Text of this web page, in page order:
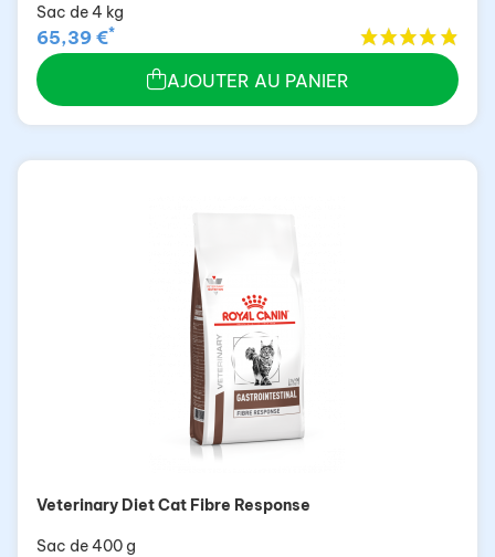
Sac de 4 kg
65,39 €*
AJOUTER AU PANIER
Veterinary Diet Cat Fibre Response
Sac de 400 g